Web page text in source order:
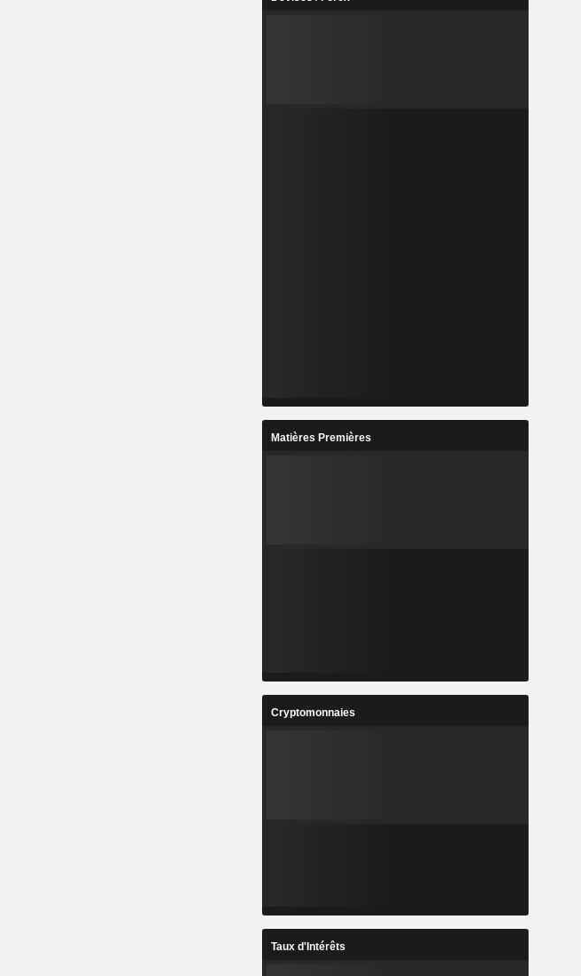
Matières Premières
Cryptomonnaies
Taux d'Intérêts